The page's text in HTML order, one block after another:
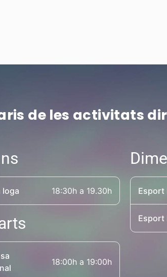
de les activitats
Ioga 18:30h a 19.30h
18:00h a 19:00h
Esport
Esport